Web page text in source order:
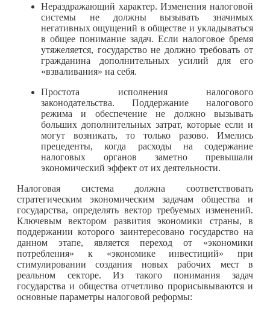
Нераздражающий характер. Изменения налоговой
системы не должны вызывать значимых
негативных ощущений в обществе и укладываться
в общее понимание задач. Если налоговое бремя
утяжеляется, государство не должно требовать от
гражданина дополнительных усилий для его
«взваливания» на себя.
Простота исполнения налогового
законодательства. Поддержание налогового
режима и обеспечение не должно вызывать
больших дополнительных затрат, которые если и
могут возникать, то только разово. Имелись
прецеденты, когда расходы на содержание
налоговых органов заметно превышали
экономический эффект от их деятельности.
Налоговая система должна соответствовать
стратегическим экономическим задачам общества и
государства, определять вектор требуемых изменений.
Ключевым вектором развития экономики страны, в
поддержании которого заинтересовано государство на
данном этапе, является переход от «экономики
потребления» к «экономике инвестиций» при
стимулировании создания новых рабочих мест в
реальном секторе. Из такого понимания задач
государства и общества отчетливо прорисывываются и
основные параметры налоговой реформы: